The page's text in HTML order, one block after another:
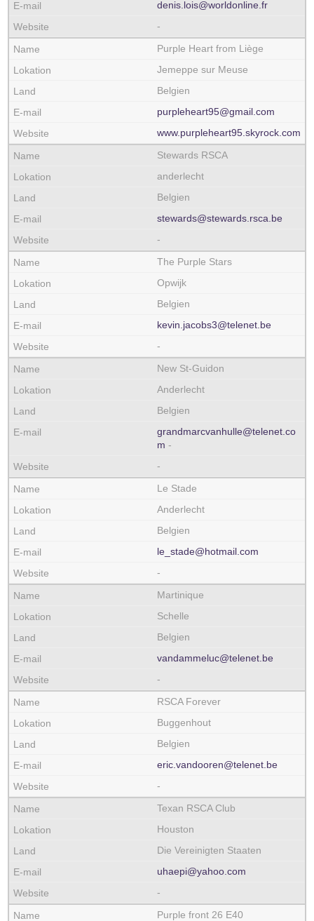
denis.lois@worldonline.fr
-
Purple Heart from Liège
Jemeppe sur Meuse
Belgien
purpleheart95@gmail.com
www.purpleheart95.skyrock.com
Stewards RSCA
anderlecht
Belgien
stewards@stewards.rsca.be
-
The Purple Stars
Opwijk
Belgien
kevin.jacobs3@telenet.be
-
New St-Guidon
Anderlecht
Belgien
grandmarcvanhulle@telenet.co
m -
-
Le Stade
Anderlecht
Belgien
le_stade@hotmail.com
-
Martinique
Schelle
Belgien
vandammeluc@telenet.be
-
RSCA Forever
Buggenhout
Belgien
eric.vandooren@telenet.be
-
Texan RSCA Club
Houston
Die Vereinigten Staaten
uhaepi@yahoo.com
-
Purple front 26 E40